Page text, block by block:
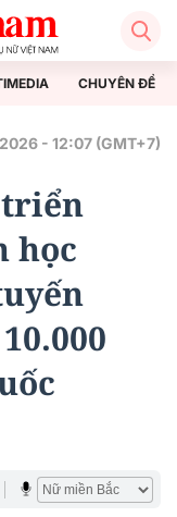
CHUYÊN ĐỀ
- 12:07 (GMT+7)
học